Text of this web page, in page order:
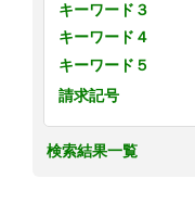
キーワード３
キーワード４
キーワード５
請求記号
検索結果一覧